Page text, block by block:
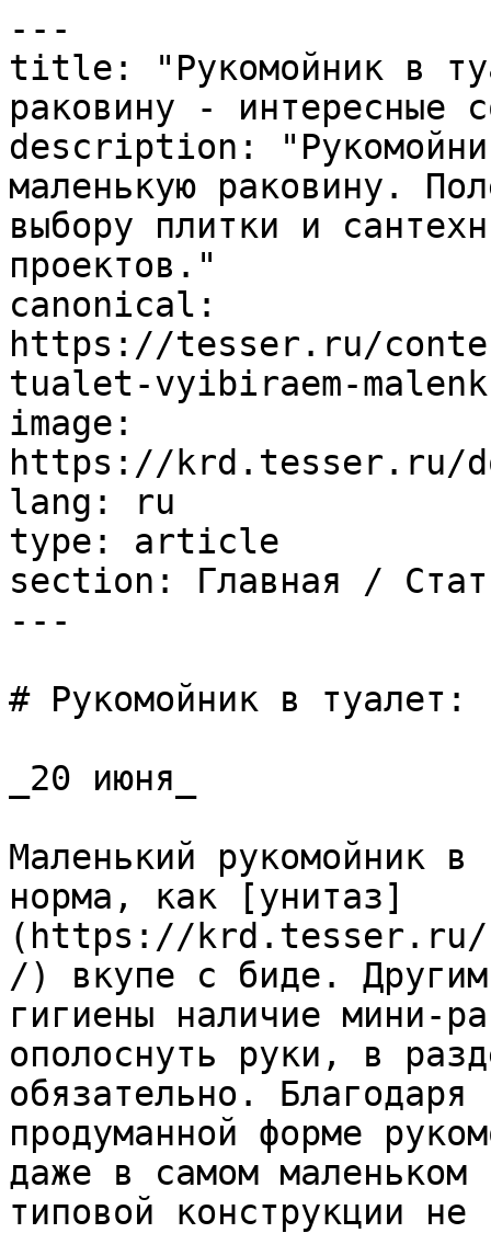
---
title: "Рукомойник в
раковину - интересные
description:
маленькую раковину.
выбору плитки и
проектов."
canonical:
https://tesser.ru/
tualet-vyibiraem-
image:
https://krd.tesser.ru/
lang: ru
type: article
section: Главная /
---
# Рукомойник в туалет:
_20 июня_
Маленький рукомойник
норма, как [унитаз]
(https://krd.tesser.ru/
/) вкупе с биде.
гигиены наличие мини-
ополоснуть руки, в
обязательно.
продуманной форме
даже в самом
типовой конструкции